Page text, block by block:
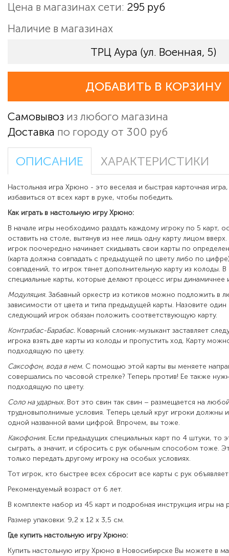
Цена в магазинах сети: 295 руб
Наличие в магазинах
ТРЦ Аура (ул. Военная, 5)
ДОБАВИТЬ В КОРЗИНУ
Самовывоз из любого магазина
Доставка по городу от 300 руб
ОПИСАНИЕ ХАРАКТЕРИСТИКИ
Настольная игра Хрюно - это веселая и быстрая карточная
избавиться от всех карт в руке, чтобы победить.
Как играть в настольную игру Хрюно:
В начале игры необходимо раздать каждому игроку по 5 карт,
оставить на столе, вытянув из нее лишь одну карту лицом
игрок поочередно начинает скидывать свои карты по
(карта должна совпадать с предыдущей по цвету либо по
совпадений, то игрок тянет дополнительную карту из колоды. В
специальные карты, которые делают процесс игры динамичнее
Модуляция. Забавный оркестр из котиков можно подложить в
зависимости от цвета и типа предыдущей карты. Назовите один
следующий игрок обязан положить соответствующую карту.
Контрабас-Барабас. Коварный слоник-музыкант заставляет
игрока взять две карты из колоды и пропустить ход. Карту
подходящую по цвету.
Саксофон, вода в нем. С помощью этой карты вы меняете
совершались по часовой стрелке? Теперь против! Ее также
подходящую по цвету.
Соло на ударных. Вот это свин так свин – размещается на
трудновыполнимые условия. Теперь целый круг игроки должны
одной названной вами цифрой. Впрочем, вы тоже.
Какофония. Если предыдущих специальных карт по 4 штуки, то
сыграть, а значит, и сбросить с рук обычным способом тоже.
только передать другому игроку на особых условиях.
Тот игрок, кто быстрее всех сбросит все карты с рук
Рекомендуемый возраст от 6 лет.
В комплекте набор из 45 карт и подробная инструкция игры на
Размер упаковки: 9,2 x 12 x 3,5 см.
Где купить настольную игру Хрюно:
Купить настольную игру Хрюно в Новосибирске Вы можете в